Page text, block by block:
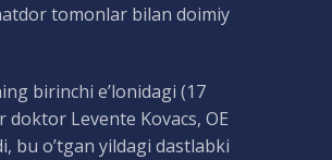
tomonlar bilan doimiy
birinchi e’lonidagi (17
Levente Kovacs, OE
bu o’tgan yildagi dastlabki